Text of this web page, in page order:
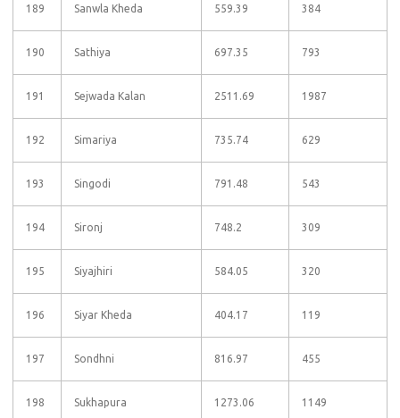
189 Sanwla Kheda 559.39 384
190 Sathiya 697.35 793
191 Sejwada Kalan 2511.69 1987
192 Simariya 735.74 629
193 Singodi 791.48 543
194 Sironj 748.2 309
195 Siyajhiri 584.05 320
196 Siyar Kheda 404.17 119
197 Sondhni 816.97 455
198 Sukhapura 1273.06 1149